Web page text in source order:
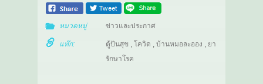
หมวดหมู่ ข่าวและประกาศ
แท๊ก: ตู้ปันสุข โควิด บ้านหมอละออง
ยา
รักษาโรค